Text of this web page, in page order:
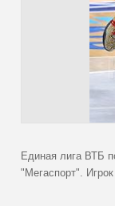
Единая лига ВТБ
"Мегаспорт".